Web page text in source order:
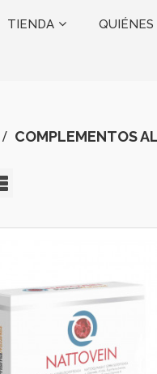
TIENDA QUIÉNES
COMPLEMENTOS